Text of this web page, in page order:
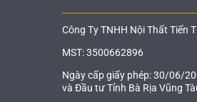
Công Ty TNHH Nội Thất Tiến
MST: 3500662896
Ngày cấp giấy phép: 30/06/
và Đầu tư Tỉnh Bà Rịa Vũng